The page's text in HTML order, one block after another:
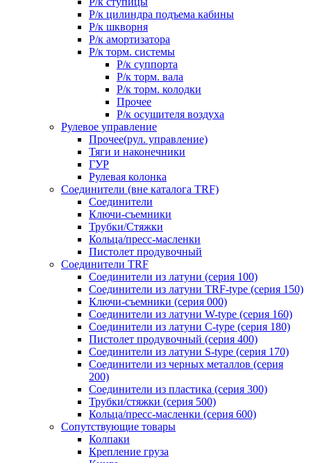
Р/к цилиндра подъема кабины
Р/к шкворня
Р/к амортизатора
Р/к торм. системы
Р/к суппорта
Р/к торм. вала
Р/к торм. колодки
Прочее
Р/к осушителя воздуха
Рулевое управление
Прочее(рул. управление)
Тяги и наконечники
ГУР
Рулевая колонка
Соединители (вне каталога TRF)
Соединители
Ключи-cъемники
Трубки/Стяжки
Кольца/пресс-масленки
Пистолет продувочный
Соединители TRF
Соединители из латуни (серия 100)
Соединители из латуни TRF-type (серия 150)
Ключи-съемники (серия 000)
Соединители из латуни W-type (серия 160)
Соединители из латуни С-type (серия 180)
Пистолет продувочный (серия 400)
Соединители из латуни S-type (серия 170)
Соединители из черных металлов (серия
200)
Соединители из пластика (серия 300)
Трубки/стяжки (серия 500)
Кольца/пресс-масленки (серия 600)
Сопутствующие товары
Колпаки
Крепление груза